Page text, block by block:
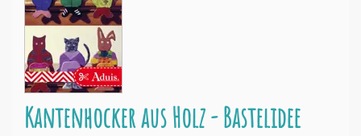
Kantenhocker aus Holz - Bastelidee